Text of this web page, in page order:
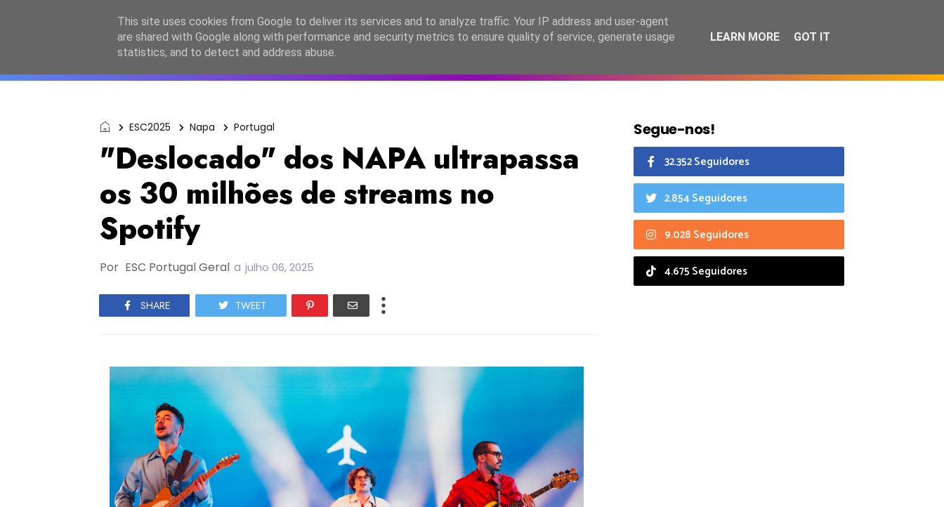
ESC2027 JESC2026 FC2026 EASC2026 PORTUGAL LANÇAMENTOS ESPECIAIS CALENDÁRIO
ESC2025 Napa Portugal
"Deslocado" dos NAPA ultrapassa
os 30 milhões de streams no
Spotify
Por ESC Portugal Geral a julho 06, 2025
SHARE TWEET
Segue-nos!
32.352 Seguidores
2.854 Seguidores
9.028 Seguidores
4.675 Seguidores
This site uses cookies from Google to deliver its services and to analyze traffic. Your IP address and user-agent
are shared with Google along with performance and security metrics to ensure quality of service, generate usage
statistics, and to detect and address abuse.
LEARN MORE GOT IT